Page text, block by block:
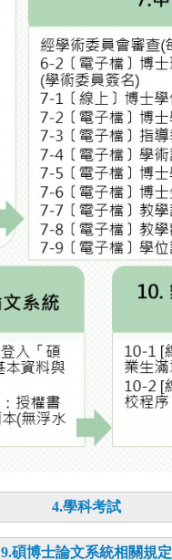
4.學科考試
9.碩博士論文系統相關規定